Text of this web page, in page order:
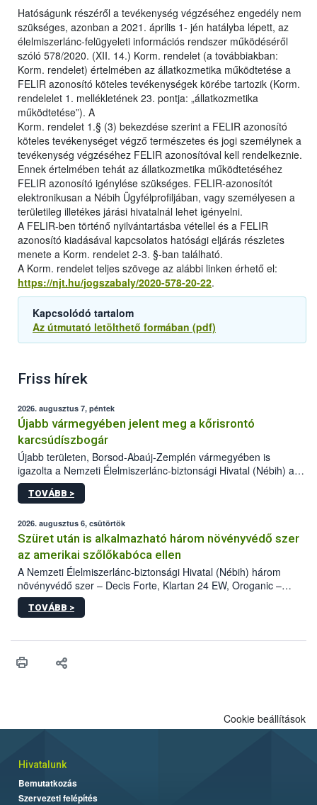
Hatóságunk részéről a tevékenység végzéséhez engedély nem
szükséges, azonban a 2021. április 1- jén hatályba lépett, az
élelmiszerlánc-felügyeleti információs rendszer működéséről
szóló 578/2020. (XII. 14.) Korm. rendelet (a továbbiakban:
Korm. rendelet) értelmében az állatkozmetika működtetése a
FELIR azonosító köteles tevékenységek körébe tartozik (Korm.
rendelelet 1. mellékletének 23. pontja: „állatkozmetika
működtetése”). A
Korm. rendelet 1.§ (3) bekezdése szerint a FELIR azonosító
köteles tevékenységet végző természetes és jogi személynek a
tevékenység végzéséhez FELIR azonosítóval kell rendelkeznie.
Ennek értelmében tehát az állatkozmetika működtetéséhez
FELIR azonosító igénylése szükséges. FELIR-azonosítót
elektronikusan a Nébih Ügyfélprofiljában, vagy személyesen a
területileg illetékes járási hivatalnál lehet igényelni.
A FELIR-ben történő nyilvántartásba vétellel és a FELIR
azonosító kiadásával kapcsolatos hatósági eljárás részletes
menete a Korm. rendelet 2-3. §-ban található.
A Korm. rendelet teljes szövege az alábbi linken érhető el:
https://njt.hu/jogszabaly/2020-578-20-22.
Kapcsolódó tartalom
Az útmutató letölthető formában (pdf)
Friss hírek
2026. augusztus 7, péntek
Újabb vármegyében jelent meg a kőrisrontó
karcsúdíszbogár
Újabb területen, Borsod-Abaúj-Zemplén vármegyében is
igazolta a Nemzeti Élelmiszerlánc-biztonsági Hivatal (Nébih) a
kőrisrontó karcsúdíszbogár (Agrilus planipennis) jelenlétét. A
kártevőt nem csak színcsapdában találták meg, de már fertőzött
az intenzív felderítést, emellett az intézkedéseket a szlovák
hatósággal is összehangolják a terjedés megállítása érdekében.
TOVÁBB >
2026. augusztus 6, csütörtök
Szüret után is alkalmazható három növényvédő szer
az amerikai szőlőkabóca ellen
A Nemzeti Élelmiszerlánc-biztonsági Hivatal (Nébih) három
növényvédő szer – Decis Forte, Klartan 24 EW, Oroganic –
engedélyokiratát módosította, így azok a szüretet követően,
egészen a vesszőérettség (BBCH 91) stádiumáig
érésű szőlőkben is legyen lehetőség a károsító elleni további
felhasználók számára is elérhető és ökológiai termesztésben is
TOVÁBB >
Cookie beállítások
Hivatalunk
Bemutatkozás
Szervezeti felépítés